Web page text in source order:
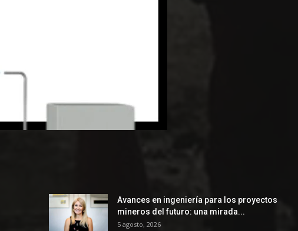
Avances en ingeniería para los proyectos
mineros del futuro: una mirada...
5 agosto, 2026